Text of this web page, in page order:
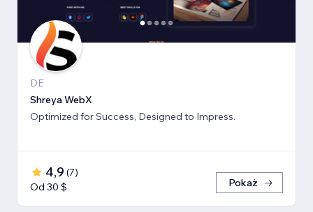
DE
Shreya WebX
Optimized for Success, Designed to Impress.
4,9 (7)
Od 30 $
Pokaż